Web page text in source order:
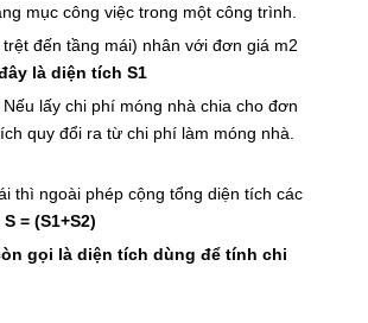
mục công việc trong một công trình.
đến tầng mái) nhân với đơn giá m2
là diện tích S1
lấy chi phí móng nhà chia cho đơn
quy đổi ra từ chi phí làm móng nhà.
thì ngoài phép cộng tổng diện tích các
= (S1+S2)
gọi là diện tích dùng để tính chi